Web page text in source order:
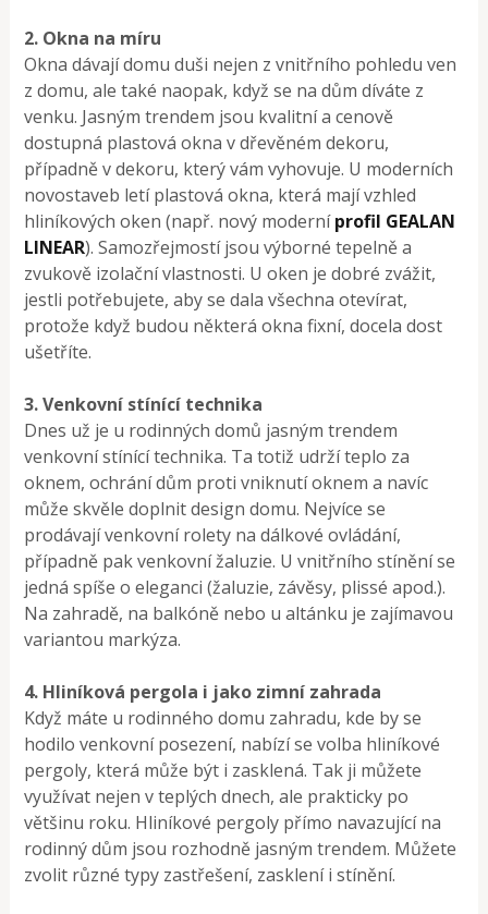
2. Okna na míru
Okna dávají domu duši nejen z vnitřního pohledu ven
z domu, ale také naopak, když se na dům díváte z
venku. Jasným trendem jsou kvalitní a cenově
dostupná plastová okna v dřevěném dekoru,
případně v dekoru, který vám vyhovuje. U moderních
novostaveb letí plastová okna, která mají vzhled
hliníkových oken (např. nový moderníprofil GEALAN
LINEAR). Samozřejmostí jsou výborné tepelně a
zvukově izolační vlastnosti. U oken je dobré zvážit,
jestli potřebujete, aby se dala všechna otevírat,
protože když budou některá okna fixní, docela dost
ušetříte.
3. Venkovní stínící technika
Dnes už je u rodinných domů jasným trendem
venkovní stínící technika. Ta totiž udrží teplo za
oknem, ochrání dům proti vniknutí oknem a navíc
může skvěle doplnit design domu. Nejvíce se
prodávají venkovní rolety na dálkové ovládání,
případně pak venkovní žaluzie. U vnitřního stínění se
jedná spíše o eleganci (žaluzie, závěsy, plissé apod.).
Na zahradě, na balkóně nebo u altánku je zajímavou
variantou markýza.
4. Hliníková pergola i jako zimní zahrada
Když máte u rodinného domu zahradu, kde by se
hodilo venkovní posezení, nabízí se volba hliníkové
pergoly, která může být i zasklená. Tak ji můžete
využívat nejen v teplých dnech, ale prakticky po
většinu roku. Hliníkové pergoly přímo navazující na
rodinný dům jsou rozhodně jasným trendem. Můžete
zvolit různé typy zastřešení, zasklení i stínění.